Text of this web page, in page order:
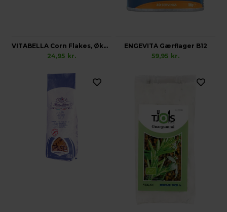
VITABELLA Corn Flakes, Økologisk Glutenfri Vegansk
24,95 kr.
ENGEVITA Gærflager B12
59,95 kr.